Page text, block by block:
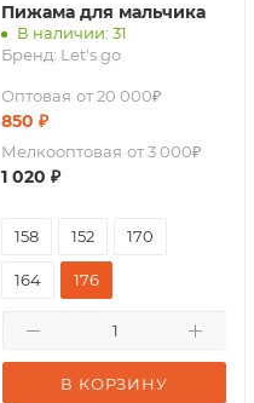
Пижама для мальчика
В наличии: 31
Бренд: Let's go
Оптовая от 20 000₽
850 ₽
Мелкооптовая от 3 000₽
1 020 ₽
В КОРЗИНУ
158 152 170
164 176